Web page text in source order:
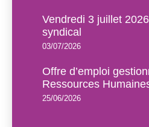
Vendredi 3 juillet
syndical
03/07/2026
Offre d’emploi
Ressources
25/06/2026